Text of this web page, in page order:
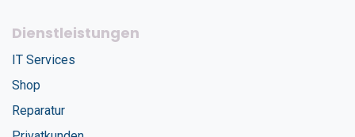
Dienstleistungen
IT Services
Shop
Reparatur